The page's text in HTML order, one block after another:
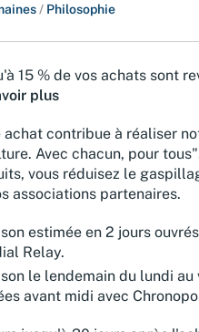
/ Philosophie
15 % de vos achats sont
plus
achat contribue à réaliser
Avec chacun, pour
vous réduisez le
associations partenaires.
estimée en 2 jours
Relay.
le lendemain du lundi
avant midi avec